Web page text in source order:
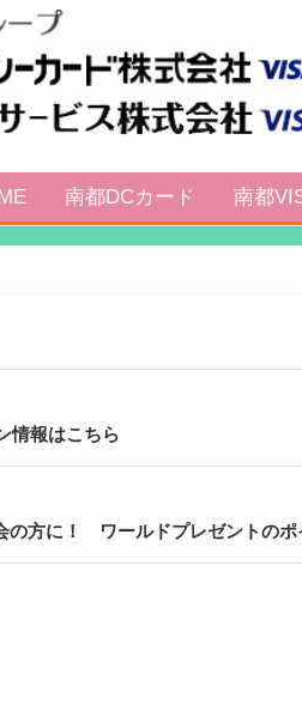
南都DCカード 南都
情報はこちら
の方に！ ワールドプレゼントのポ